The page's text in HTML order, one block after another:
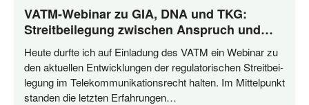
VATM-Webinar zu GIA, DNA und TKG:
Streitbeilegung zwischen Anspruch und
Praxis
Heu­te durf­te ich auf Ein­la­dung des VATM ein Web­i­nar zu
den aktu­el­len Ent­wick­lun­gen der regu­la­to­ri­schen Streit­bei­
le­gung im Tele­kom­mu­ni­ka­ti­ons­recht hal­ten. Im Mit­tel­punkt
stan­den die letz­ten Erfahrungen…